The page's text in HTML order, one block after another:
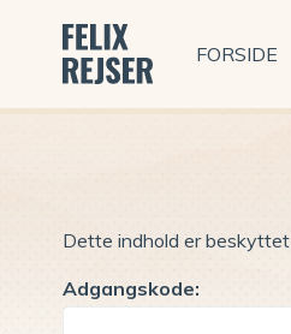
Dette indhold er
Adgangskode:
FORSIDE